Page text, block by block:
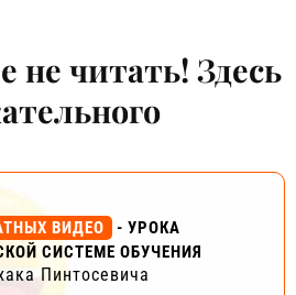
не читать! Здесь
ВИДЕО
- УРОКА
СИСТЕМЕ ОБУЧЕНИЯ
Пинтосевича